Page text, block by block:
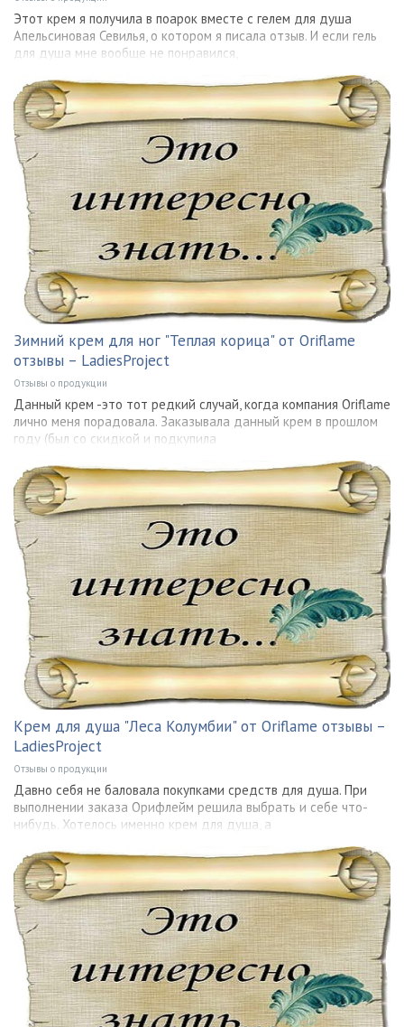
Этот крем я получила в поарок вместе с гелем для душа
Апельсиновая Севилья, о котором я писала отзыв. И если гель
для душа мне вообще не понравился,
Зимний крем для ног "Теплая корица" от Oriflame
отзывы – LadiesProject
Отзывы о продукции
Данный крем -это тот редкий случай, когда компания Oriflame
лично меня порадовала. Заказывала данный крем в прошлом
году (был со скидкой и подкупила
Крем для душа "Леса Колумбии" от Oriflame отзывы –
LadiesProject
Отзывы о продукции
Давно себя не баловала покупками средств для душа. При
выполнении заказа Орифлейм решила выбрать и себе что-
нибудь. Хотелось именно крем для душа, а